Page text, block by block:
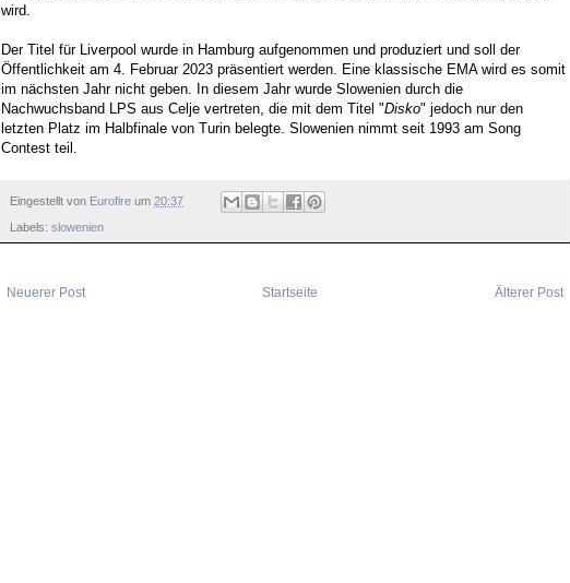
wird.
Der Titel für Liverpool wurde in Hamburg aufgenommen und produziert und soll der
Öffentlichkeit am 4. Februar 2023 präsentiert werden. Eine klassische EMA wird es somit
im nächsten Jahr nicht geben. In diesem Jahr wurde Slowenien durch die
Nachwuchsband LPS aus Celje vertreten, die mit dem Titel "Disko" jedoch nur den
letzten Platz im Halbfinale von Turin belegte. Slowenien nimmt seit 1993 am Song
Contest teil.
Eingestellt von Eurofire um 20:37
Labels: slowenien
Neuerer Post Älterer Post
Startseite